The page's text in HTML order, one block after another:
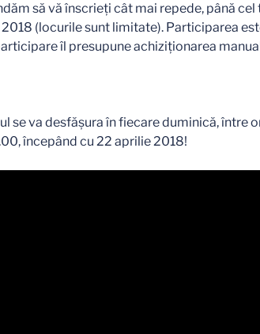
să vă înscrieți cât mai repede, până
(locurile sunt limitate). Participarea
îl presupune achiziționarea
se va desfășura în fiecare duminică, între
începând cu 22 aprilie 2018!